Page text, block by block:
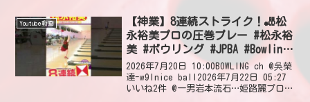
田‼️久保田、お前の方が実力...
Youtube動画
【神業】8連続ストライク！🎳松
永裕美プロの圧巻プレー #松永裕
美 #ボウリング #JPBA #Bowling
#ストライク #ショート #shorts
#short #ボウリングch #strike
2026年7月20日 10:00BOWLING ch @吳榮
達-w9lnice ball2026年7月22日 05:27
いいね2件 @一男岩本流石…姫路麗プロ